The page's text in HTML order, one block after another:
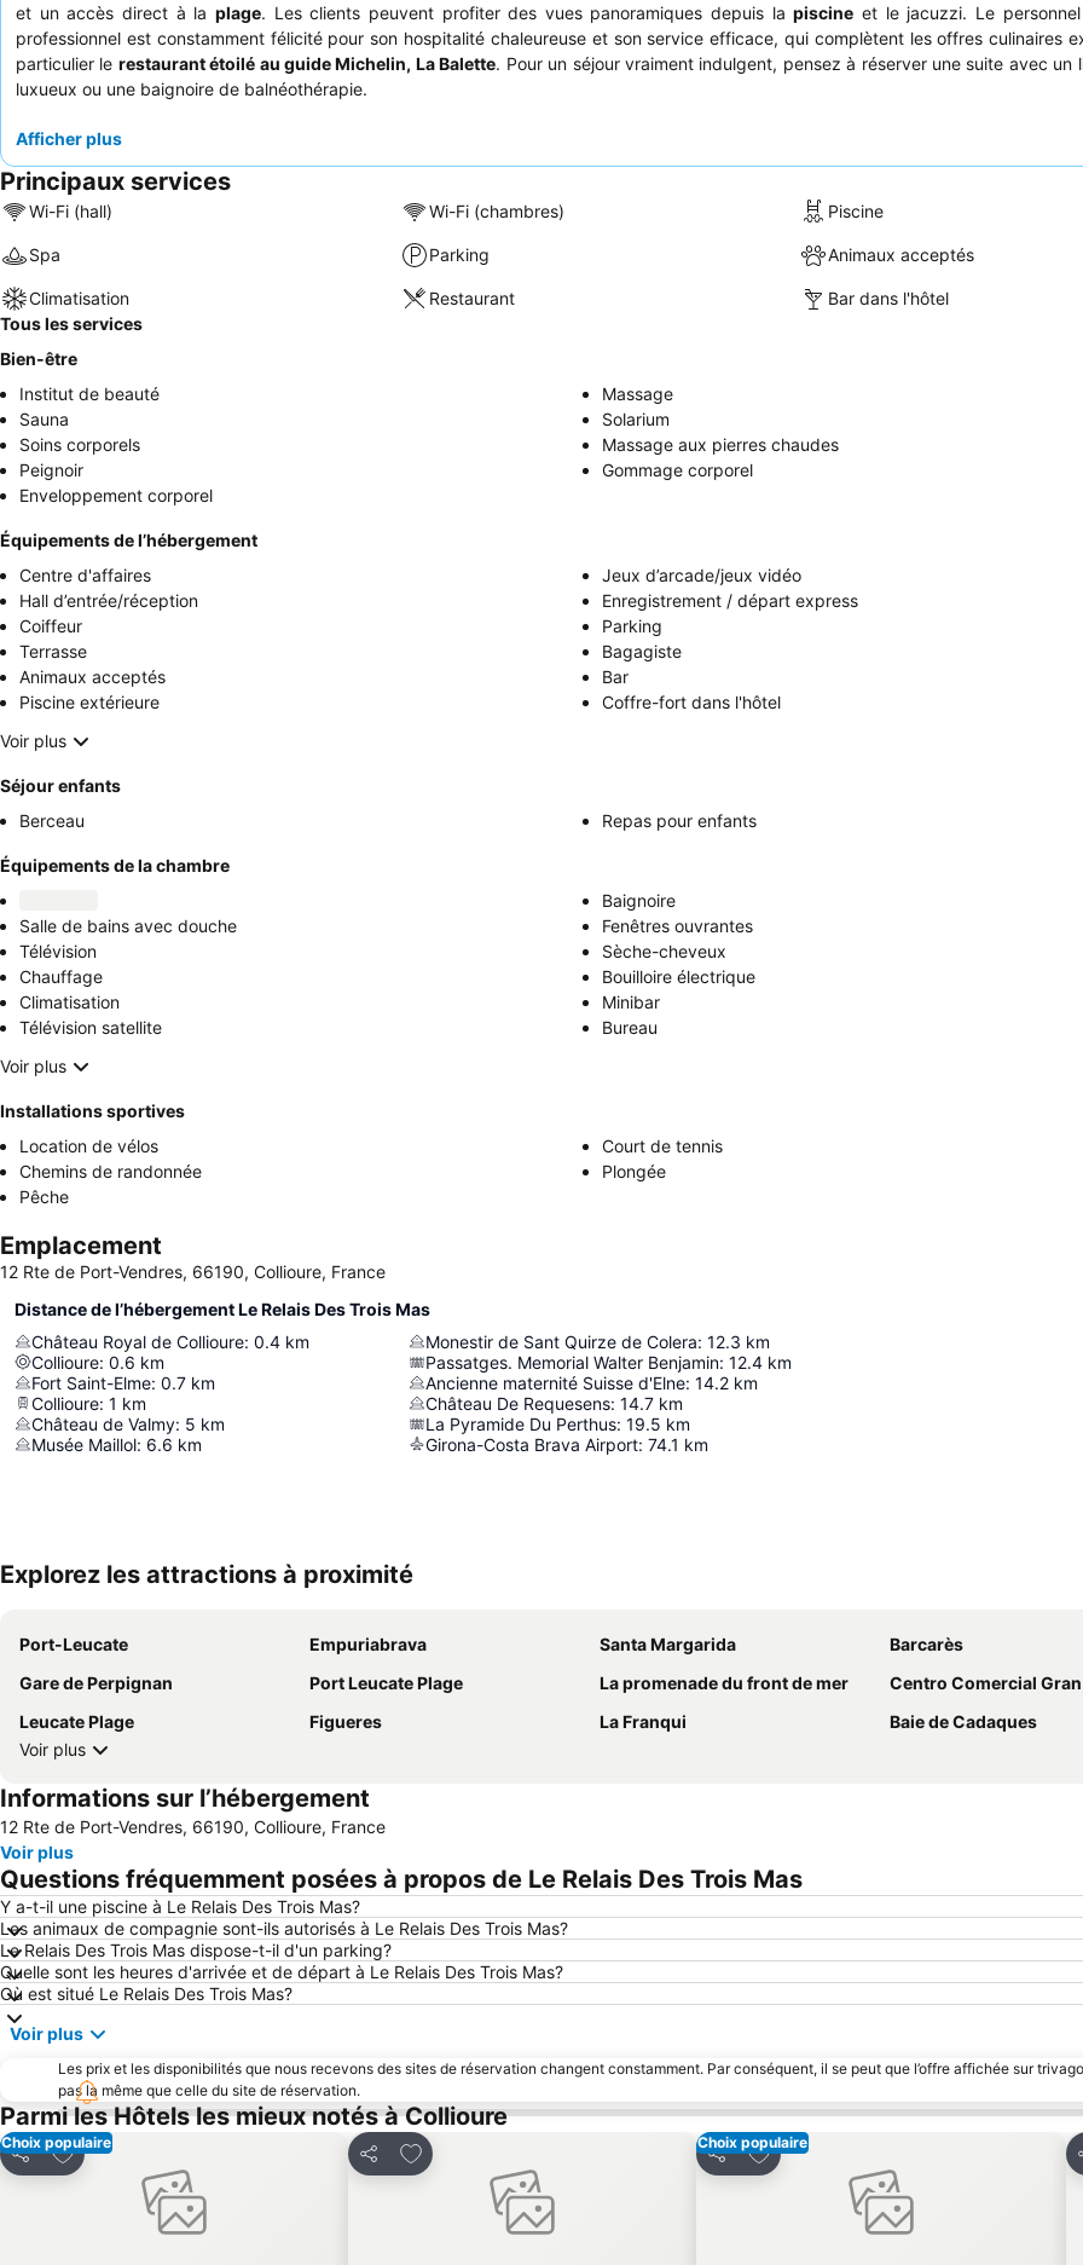
et un accès direct à la plage. Les clients peuvent profiter des vues panoramiques depuis lapiscine et le jacuzzi. Le
professionnel est constamment félicité pour son hospitalité chaleureuse et son service efficace, qui complètent les offres culinaires
particulier le restaurant étoilé au guide Michelin, La Balette. Pour un séjour vraiment indulgent, pensez à réserver une suite avec un
luxueux ou une baignoire de balnéothérapie.
Afficher plus
Principaux services
Wi-Fi (hall) Wi-Fi (chambres) Piscine
Spa Parking Animaux acceptés
Climatisation Restaurant
Bar dans l'hôtel
Tous les services
Bien-être
Institut de beauté
Massage
Sauna
Solarium
Soins corporels
Massage aux pierres chaudes
Peignoir
Gommage corporel
Enveloppement corporel
Équipements de l’hébergement
Centre d'affaires
Jeux d’arcade/jeux vidéo
Hall d’entrée/réception
Enregistrement / départ express
Coiffeur
Parking
Terrasse
Bagagiste
Animaux acceptés
Bar
Piscine extérieure
Coffre-fort dans l'hôtel
Voir plus
Séjour enfants
Berceau
Repas pour enfants
Équipements de la chambre
Baignoire
Salle de bains avec douche
Fenêtres ouvrantes
Télévision
Sèche-cheveux
Chauffage
Bouilloire électrique
Climatisation
Minibar
Télévision satellite
Bureau
Voir plus
Installations sportives
Location de vélos
Court de tennis
Chemins de randonnée
Plongée
Pêche
Emplacement
12 Rte de Port-Vendres, 66190, Collioure, France
Distance de l’hébergement Le Relais Des Trois Mas
Château Royal de Collioure: 0.4 km
Collioure: 0.6 km
Fort Saint-Elme: 0.7 km
Collioure: 1 km
Château de Valmy: 5 km
Musée Maillol: 6.6 km
Monestir de Sant Quirze de Colera: 12.3 km
Passatges. Memorial Walter Benjamin: 12.4 km
Ancienne maternité Suisse d'Elne: 14.2 km
Château De Requesens: 14.7 km
La Pyramide Du Perthus: 19.5 km
Girona-Costa Brava Airport: 74.1 km
Explorez les attractions à proximité
Port-Leucate Empuriabrava Santa Margarida
Barcarès
Gare de Perpignan
Port Leucate Plage La promenade du front de mer
Centro Comercial
Leucate Plage
Figueres La Franqui
Baie de Cadaques
Voir plus
Informations sur l’hébergement
12 Rte de Port-Vendres, 66190, Collioure, France
Voir plus
Questions fréquemment posées à propos de Le Relais Des Trois Mas
Y a-t-il une piscine à Le Relais Des Trois Mas?
Les animaux de compagnie sont-ils autorisés à Le Relais Des Trois Mas?
Le Relais Des Trois Mas dispose-t-il d'un parking?
Quelle sont les heures d'arrivée et de départ à Le Relais Des Trois Mas?
Où est situé Le Relais Des Trois Mas?
Voir plus
Les prix et les disponibilités que nous recevons des sites de réservation changent constamment. Par conséquent, il se peut que l’offre affichée sur
pas la même que celle du site de réservation.
Parmi les Hôtels les mieux notés à Collioure
Choix populaire
Partager
Ajouter à mes favoris
Partager
Ajouter à mes favoris Choix populaire
Partager
Ajouter à mes favoris